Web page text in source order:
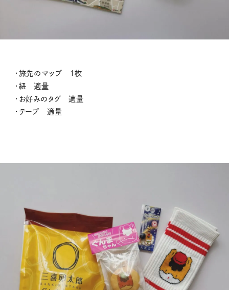
・旅先のマップ １枚
・紐 適量
・お好みのタグ 適量
・テープ 適量